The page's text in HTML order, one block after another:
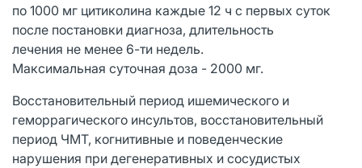
по 1000 мг цитиколина каждые 12 ч с первых суток
после постановки диагноза, длительность
лечения не менее 6-ти недель.
Максимальная суточная доза - 2000 мг.
Восстановительный период ишемического и
геморрагического инсультов, восстановительный
период ЧМТ, когнитивные и поведенческие
нарушения при дегенеративных и сосудистых